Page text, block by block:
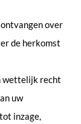
over
de herkomst
wettelijk recht
uw
inzage,